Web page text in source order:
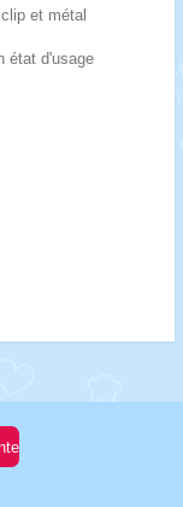
et métal
état d'usage